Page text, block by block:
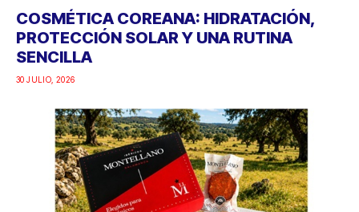
COSMÉTICA COREANA: HIDRATACIÓN,
PROTECCIÓN SOLAR Y UNA RUTINA
SENCILLA
30 JULIO, 2026